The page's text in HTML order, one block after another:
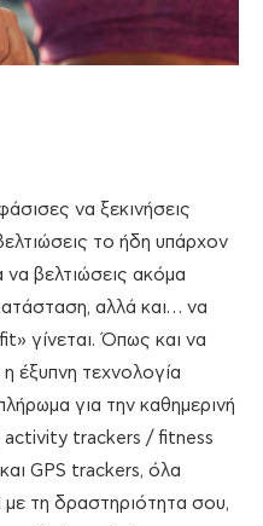
να ξεκινήσεις
το ήδη υπάρχον
βελτιώσεις ακόμα
αλλά και… να
γίνεται. Όπως και να
η έξυπνη τεχνολογία
για την καθημερινή
activity trackers / fitness
GPS trackers, όλα
τη δραστηριότητα σου,